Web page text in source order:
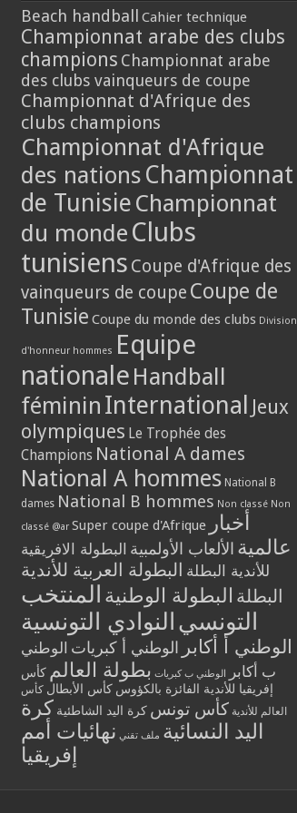
Beach handball Cahier technique
Championnat arabe des clubs
champions Championnat arabe
des clubs vainqueurs de coupe
Championnat d'Afrique des
clubs champions
Championnat d'Afrique
des nations Championnat
de Tunisie Championnat
du monde Clubs
tunisiens Coupe d'Afrique des
vainqueurs de coupe Coupe de
Tunisie Coupe du monde des clubs Division
d'honneur hommes Equipe
nationale Handball
féminin International Jeux
olympiques Le Trophée des
Champions National A dames
National A hommes National B
dames National B hommes Non classé Non
classé @ar Super coupe d'Afrique أخبار
عالمية الألعاب الأولمبية البطولة الافريقية
للأندية البطلة البطولة العربية للأندية
البطلة البطولة الوطنية المنتخب
التونسي النوادي التونسية
الوطني أ أكابر الوطني أ كبريات الوطني
ب أكابر
الوطني ب كبريات بطولة العالم كأس
إفريقيا للأندية الفائزة بالكؤوس كأس الأبطال كأس
العالم للأندية كأس تونس كرة اليد الشاطئية كرة
اليد النسائية ملف تقني نهائيات أمم
إفريقيا